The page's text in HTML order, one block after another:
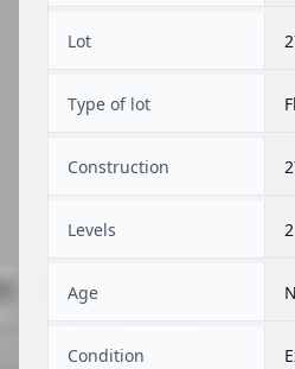
Lot
Type of lot
Construction
Levels 2
Age
Condition